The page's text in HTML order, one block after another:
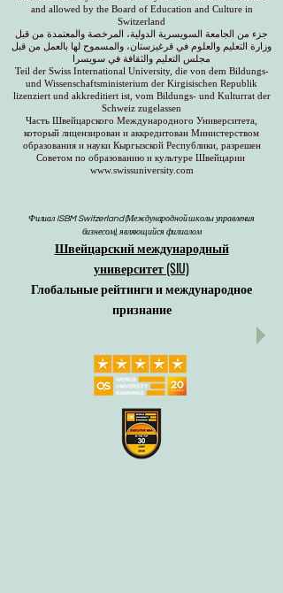
and allowed by the Board of Education and Culture in
Switzerland
جزء من الجامعة السويسرية الدولية، المرخصة والمعتمدة من قبل
وزارة التعليم والعلوم في قرغيزستان، والمسموح لها بالعمل من قبل
مجلس التعليم والثقافة في سويسرا
Teil der Swiss International University, die von dem Bildungs-
und Wissenschaftsministerium der Kirgisischen Republik
lizenziert und akkreditiert ist, vom Bildungs- und Kulturrat der
Schweiz zugelassen
Часть Швейцарского Международного Университета,
который лицензирован и аккредитован Министерством
образования и науки Кыргызской Республики, разрешен
Советом по образованию и культуре Швейцарии
www.swissuniversity.com
Филиал ISBM Switzerland (Международной школы управления
бизнесом), являющийся филиалом
Швейцарский международный
университет (SIU)
Глобальные рейтинги и международное
признание